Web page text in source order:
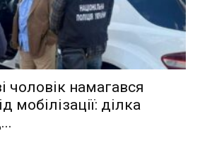
чоловік намагався
мобілізації: ділка